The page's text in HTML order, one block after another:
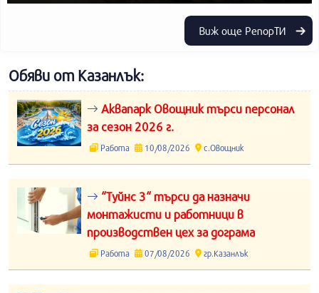
Виж още РепорТИ
Обяви от Казанлък:
Аквапарк Овощник търси персонал
за сезон 2026 г.
Работа 10/08/2026 с.Овощник
“Туйнс 3“ търси да назначи
монтажисти и работници в
производствен цех за дограма
Работа 07/08/2026 гр.Казанлък